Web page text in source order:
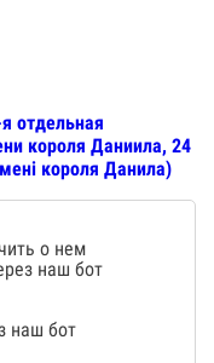
отдельная
короля Даниила, 24
короля Данила)
о нем
наш бот
наш бот